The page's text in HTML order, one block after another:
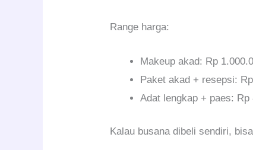
Range harga:
Makeup akad: Rp
Paket akad + resepsi:
Adat lengkap + paes:
Kalau busana dibeli sendiri,